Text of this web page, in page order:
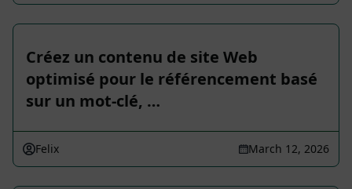
Créez un contenu de site Web
optimisé pour le référencement basé
sur un mot-clé, …
Felix March 12, 2026